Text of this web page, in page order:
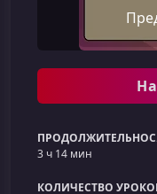
3 ч 14 мин
КОЛИЧЕСТВО